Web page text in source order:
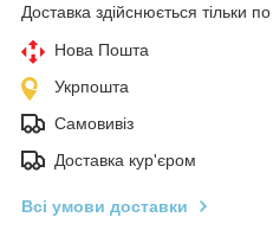
Доставка здійснюється тільки
Нова Пошта
Укрпошта
Самовивіз
Доставка кур'єром
Всі умови доставки